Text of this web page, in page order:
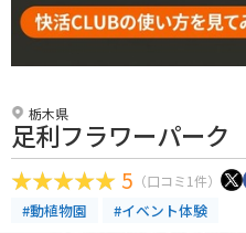
栃木県
足利フラワーパーク
5 （口コミ1件）
#動植物園 #イベント体験